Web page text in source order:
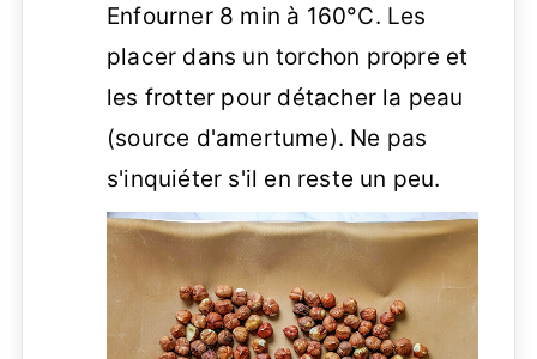
Enfourner 8 min à 160°C. Les
placer dans un torchon propre et
les frotter pour détacher la peau
(source d'amertume). Ne pas
s'inquiéter s'il en reste un peu.